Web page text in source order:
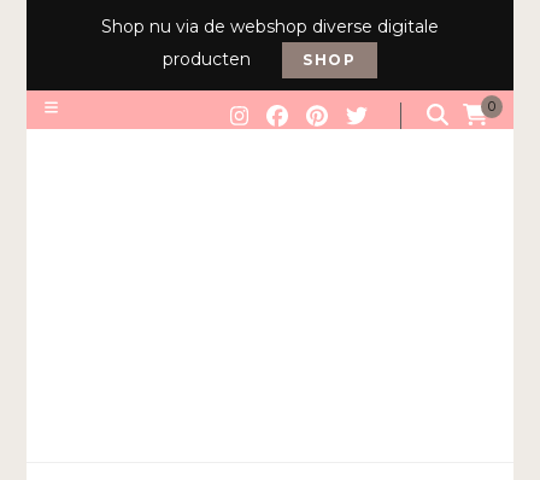
Shop nu via de webshop diverse digitale
producten
SHOP
0